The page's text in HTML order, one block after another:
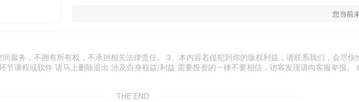
您当前
服务，不拥有所有权，不承担相关法律责任。 3、本内容若侵犯到你的版权利益，请联系我们，会尽
课程或软件 请马上删除退出 涉及自身权益/利益 需要投资的一律不要相信，访客发现请向客服举报
THE END